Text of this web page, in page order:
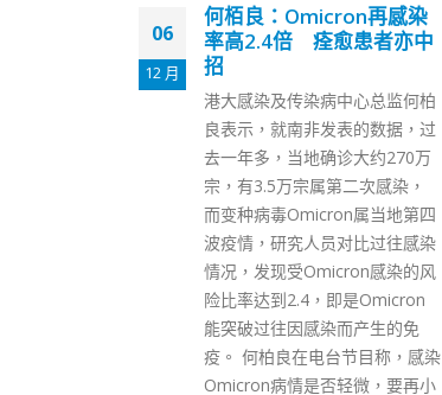
11
11 月
张建宗将任港大嘉宾讲者
获政府咨询委员会批准
前政务司司长张建宗今年6月底
卸任，前任行政长官及政治委任
官员离职后工作咨询委员会今日
（11日）批准他明日及下周三
(17日)于香港大学担任嘉宾讲
者。 咨询委员会认为，在张建宗
遵循委员会所建议的若干规限的
前提下，离职后拟接受的委约不
会构成任何潜在的利益冲突。咨
询委员会亦不预期有关委约会引
起负面公众观感。 据悉，张建宗
将于明日在港大「日新学院」